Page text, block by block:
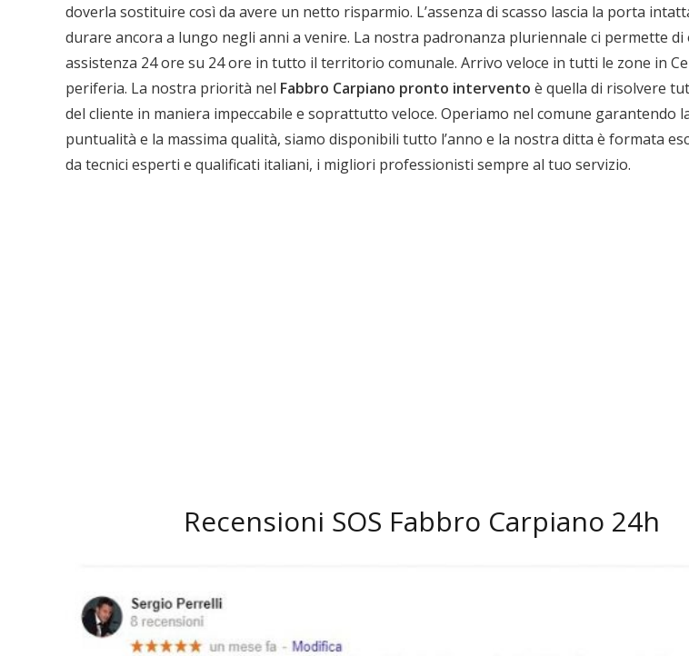
doverla sostituire così da avere un netto risparmio. L’assenza di scasso lascia la porta
durare ancora a lungo negli anni a venire. La nostra padronanza pluriennale ci permette
assistenza 24 ore su 24 ore in tutto il territorio comunale. Arrivo veloce in tutti le zone in
periferia. La nostra priorità nel Fabbro Carpiano pronto intervento è quella di risolvere
del cliente in maniera impeccabile e soprattutto veloce. Operiamo nel comune garantendo
puntualità e la massima qualità, siamo disponibili tutto l’anno e la nostra ditta è formata
da tecnici esperti e qualificati italiani, i migliori professionisti sempre al tuo servizio.
Recensioni SOS Fabbro Carpiano 24h